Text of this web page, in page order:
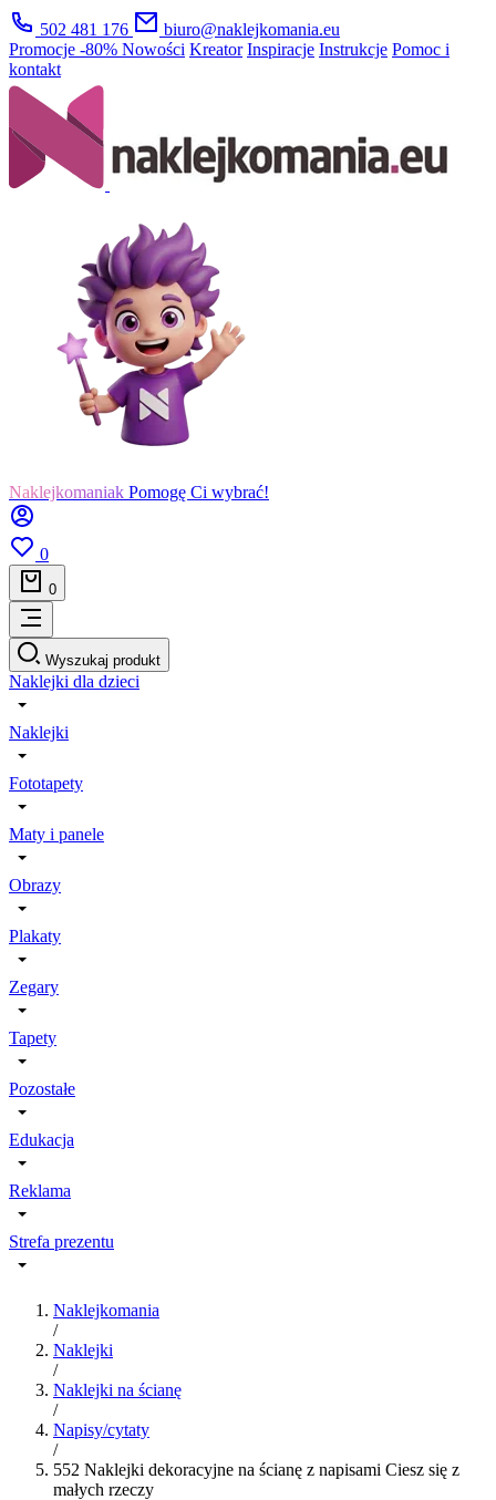
502 481 176
biuro@naklejkomania.eu
Promocje -80% Nowości Kreator Inspiracje Instrukcje Pomoc i
kontakt
Naklejkomaniak Pomogę Ci wybrać!
0
0
Wyszukaj produkt
Naklejki dla dzieci
Naklejki
Fototapety
Maty i panele
Obrazy
Plakaty
Zegary
Tapety
Pozostałe
Edukacja
Reklama
Strefa prezentu
Naklejkomania
/
Naklejki
/
Naklejki na ścianę
/
Napisy/cytaty
/
552 Naklejki dekoracyjne na ścianę z napisami Ciesz się z
małych rzeczy